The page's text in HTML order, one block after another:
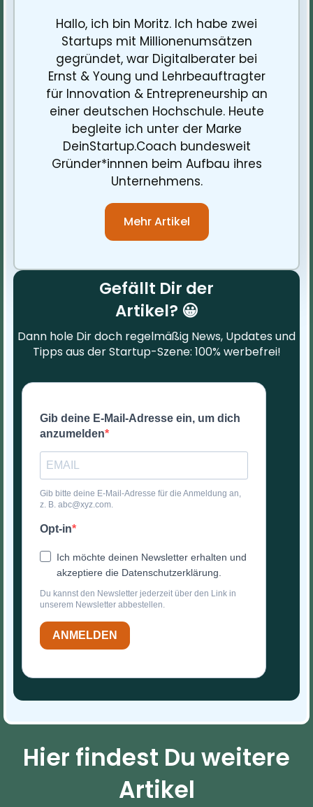
Hallo, ich bin Moritz. Ich habe zwei
Startups mit Millionenumsätzen
gegründet, war Digitalberater bei
Ernst & Young und Lehrbeauftragter
für Innovation & Entrepreneurship an
einer deutschen Hochschule. Heute
begleite ich unter der Marke
DeinStartup.Coach bundesweit
Gründer*innnen beim Aufbau ihres
Unternehmens.
Mehr Artikel
Gefällt Dir der
Artikel? 😀
Dann hole Dir doch regelmäßig News, Updates und
Tipps aus der Startup-Szene: 100% werbefrei!
Gib deine E-Mail-Adresse ein, um dich
anzumelden
Gib bitte deine E-Mail-Adresse für die Anmeldung an,
z. B. abc@xyz.com.
Opt-in
Ich möchte deinen Newsletter erhalten und
akzeptiere die Datenschutzerklärung.
Du kannst den Newsletter jederzeit über den Link in
unserem Newsletter abbestellen.
ANMELDEN
Hier findest Du weitere
Artikel